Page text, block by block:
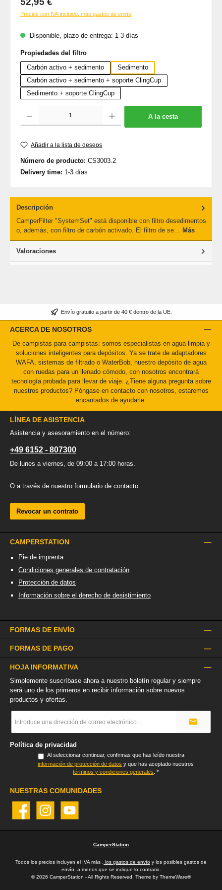
Precios con IVA incluido, más gastos de envío
Disponible, plazo de entrega: 1-3 días
Seleccione
Propiedades del filtro
Carbón activo + sedimento
Sedimento
Carbón activo + sedimento + soporte ClingCup
Sedimento + soporte ClingCup
A la cesta
Añadir a la lista de deseos
Número de producto: CS3003.2
Delivery time: 1-3 días
Descripción
CamperFilter "SystemSet" está disponible con filtro desedimentos
o, además, con filtro de carbón activado. El filtro de se… Más
Valoraciones
Envío gratuito a partir de 40 € dentro de la UE.
ACERCA DE NOSOTROS
De campistas para campistas: somos especialistas en agua limpia y
soluciones inteligentes para depósitos. Ya se trate de adaptadores
WAFA, sistemas de filtrado o WaterBob, nuestro depósito de agua
con ruedas para un llenado cómodo, con nosotros encontrará
tecnología probada para llevar de viaje. ¿Tiene alguna pregunta sobre
nuestros productos? Póngase en contacto con nosotros, estaremos
encantados de ayudarle.
CAMPERSTATION
Pie de imprenta
Condiciones generales de contratación
Protección de datos
Información sobre el derecho de desistimiento
LÍNEA DE ASISTENCIA
Asistencia y asesoramiento en el número:
+49 6152 - 807300
De lunes a viernes, de 09:00 a 17:00 horas.
O a través de nuestro formulario de contacto
Revocar un contrato
FORMAS DE ENVÍO
FORMAS DE PAGO
HOJA INFORMATIVA
Simplemente suscríbase ahora a nuestro boletín regular y siempre
será uno de los primeros en recibir información sobre nuevos
productos y ofertas.
de
*
Política de privacidad
Al seleccionar continuar, confirmas que has leído nuestra
información de protección de datos
términos y condiciones generales .*
NUESTRAS COMUNIDADES
Facebook Instagram YouTube
CamperStation
Todos los precios incluyen el IVA más , los gastos de envío y los posibles gastos de
envío, a menos que se indique lo contrario.
© 2026 CamperStation - All Rights Reserved. Theme by ThemeWare®